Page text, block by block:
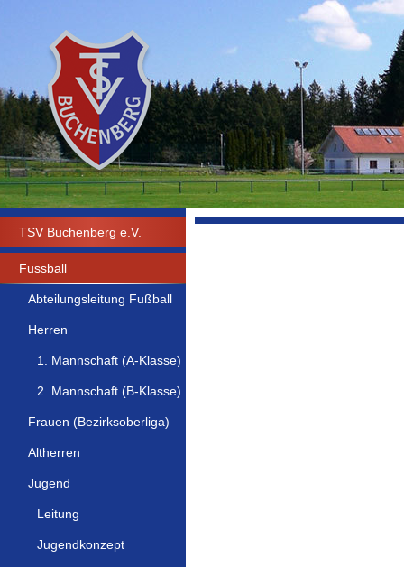
TSV Buchenberg e.V.
Fussball
Abteilungsleitung Fußball
Herren
1. Mannschaft (A-Klasse)
2. Mannschaft (B-Klasse)
Frauen (Bezirksoberliga)
Altherren
Jugend
Leitung
Jugendkonzept